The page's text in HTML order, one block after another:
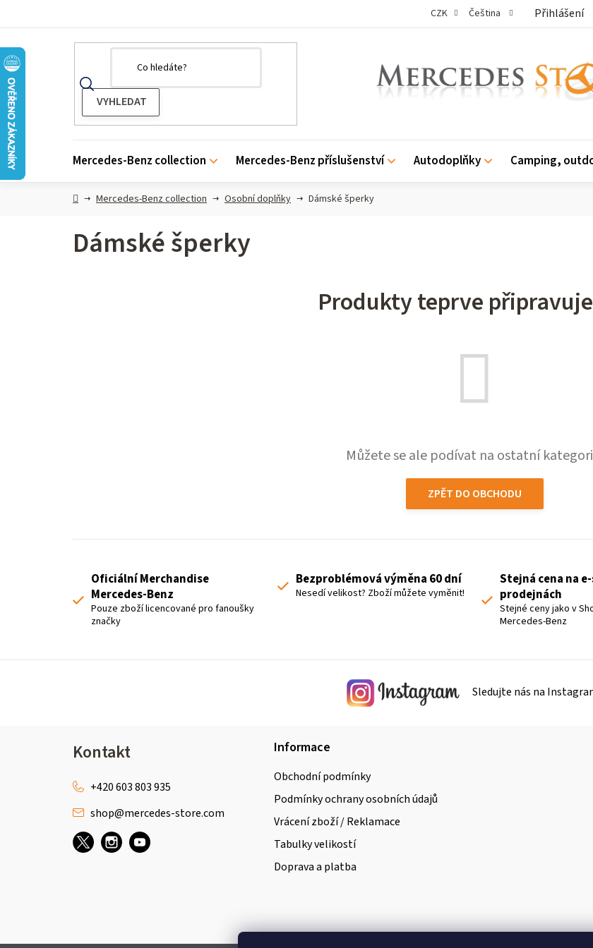
CZK Čeština Přihlášení
Mercedes-Benz collection Mercedes-Benz příslušenství Autodoplňky Camping,
DomůMercedes-Benz collection Osobní doplňky Dámské šperky
Dámské šperky
Produkty teprve
Můžete se ale podívat na ostatní
ZPĚT DO OBCHODU
Oficiální Merchandise
Mercedes-Benz
Pouze zboží licencované pro fanoušky
značky
Bezproblémová výměna 60 dní
Nesedí velikost? Zboží můžete vyměnit!
Stejná cena na
prodejnách
Stejné ceny jako v
Mercedes-Benz
Sledujte nás na
Kontakt
shop@mercedes-store.com
+420 603 803 935
Informace
Obchodní podmínky
Podmínky ochrany osobních údajů
Vrácení zboží / Reklamace
Tabulky velikostí
Doprava a platba